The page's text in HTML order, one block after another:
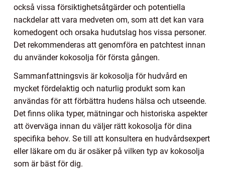
också vissa försiktighetsåtgärder och potentiella
nackdelar att vara medveten om, som att det kan vara
komedogent och orsaka hudutslag hos vissa personer.
Det rekommenderas att genomföra en patchtest innan
du använder kokosolja för första gången.
Sammanfattningsvis är kokosolja för hudvård en
mycket fördelaktig och naturlig produkt som kan
användas för att förbättra hudens hälsa och utseende.
Det finns olika typer, mätningar och historiska aspekter
att överväga innan du väljer rätt kokosolja för dina
specifika behov. Se till att konsultera en hudvårdsexpert
eller läkare om du är osäker på vilken typ av kokosolja
som är bäst för dig.